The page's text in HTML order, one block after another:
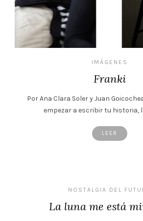
IMÁGENES
Franki
Por Ana Clara Soler y Juan
empezar a escribir tu historia,
LEER
NOSTALGIA DEL
La luna me está